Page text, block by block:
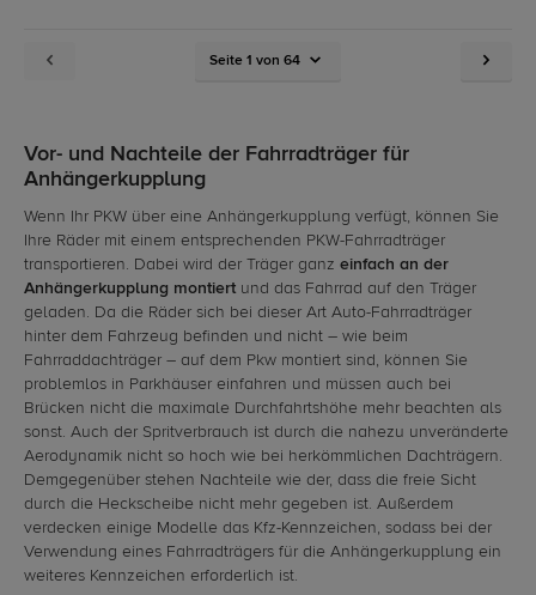
Seite 1 von 64
Vor- und Nachteile der Fahrradträger für
Anhängerkupplung
Wenn Ihr PKW über eine Anhängerkupplung verfügt, können Sie
Ihre Räder mit einem entsprechenden PKW-Fahrradträger
transportieren. Dabei wird der Träger ganz einfach an der
Anhängerkupplung montiert und das Fahrrad auf den Träger
geladen. Da die Räder sich bei dieser Art Auto-Fahrradträger
hinter dem Fahrzeug befinden und nicht – wie beim
Fahrraddachträger – auf dem Pkw montiert sind, können Sie
problemlos in Parkhäuser einfahren und müssen auch bei
Brücken nicht die maximale Durchfahrtshöhe mehr beachten als
sonst. Auch der Spritverbrauch ist durch die nahezu unveränderte
Aerodynamik nicht so hoch wie bei herkömmlichen Dachträgern.
Demgegenüber stehen Nachteile wie der, dass die freie Sicht
durch die Heckscheibe nicht mehr gegeben ist. Außerdem
verdecken einige Modelle das Kfz-Kennzeichen, sodass bei der
Verwendung eines Fahrradträgers für die Anhängerkupplung ein
weiteres Kennzeichen erforderlich ist.